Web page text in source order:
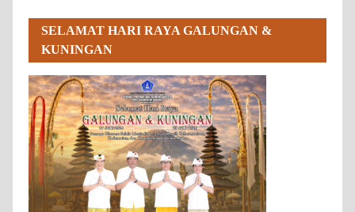
SELAMAT HARI RAYA GALUNGAN &
KUNINGAN